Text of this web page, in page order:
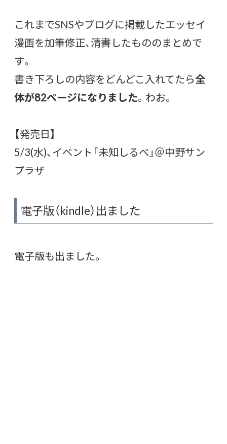
これまでSNSやブログに掲載したエッセイ
漫画を加筆修正、清書したもののまとめで
す。
書き下ろしの内容をどんどこ入れてたら全
体が82ページになりました。わお。
【発売日】
5/3(水)、イベント「未知しるべ」＠中野サン
プラザ
電子版（kindle）出ました
電子版も出ました。